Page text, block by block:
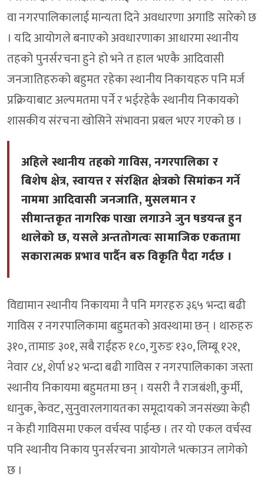
वा नगरपालिकालाई मान्यता दिने अवधारणा अगाडि सारेको छ
। यदि आयोगले बनाएको अवधारणाका आधारमा स्थानीय
तहको पुनर्सरचना हुने हो भने त हाल भएकै आदिवासी
जनजातिहरुको बहुमत रहेका स्थानीय निकायहरु पनि मर्ज
प्रक्रियाबाट अल्पमतमा पर्ने र भईरहेकै स्थानीय निकायको
शासकीय संरचना खोसिने संभावना प्रबल भएर गएको छ ।
अहिले स्थानीय तहको गाविस, नगरपालिका र
बिशेष क्षेत्र, स्वायत्त र संरक्षित क्षेत्रको सिमांकन गर्ने
नाममा आदिवासी जनजाति, मुसलमान र
सीमान्तकृत नागरिक पाखा लगाउने जुन षडयन्त्र हुन
थालेको छ, यसले अन्ततोगत्वः सामाजिक एकतामा
सकारात्मक प्रभाव पार्दैन बरु विकृति पैदा गर्दछ ।
विद्यामान स्थानीय निकायमा नै पनि मगरहरु ३६५ भन्दा बढी
गाविस र नगरपालिकामा बहुमतको अवस्थामा छन् । थारुहरु
३१०, तामाङ ३०१, सबै राईहरु १८०, गुरुङ १३०, लिम्बू १२१,
नेवार ८४, शेर्पा ४२ भन्दा बढी गाविस र नगरपालिकाका जस्ता
स्थानीय निकायमा बहुमतमा छन् । यसरी नै राजबंशी, कुर्मी,
धानुक, केवट, सुनुवारलगायतका समूदायको जनसंख्या केही
न केही गाविसमा एकल वर्चस्व पाईन्छ । तर यो एकल वर्चस्व
पनि स्थानीय निकाय पुनर्सरचना आयोगले भत्काउन लागेको
छ ।